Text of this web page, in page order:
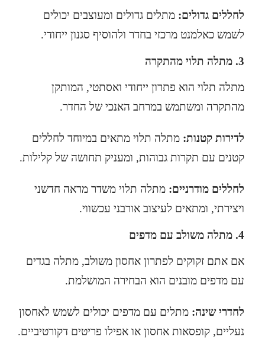
לחללים גדולים: מתלים גדולים ומעוצבים יכולים
לשמש כאלמנט מרכזי בחדר ולהוסיף סגנון ייחודי.
3. מתלה תלוי מהתקרה
מתלה תלוי הוא פתרון ייחודי ואסתטי, המותקן
מהתקרה ומשתמש במרחב האנכי של החדר.
לדירות קטנות: מתלה תלוי מתאים במיוחד לחללים
קטנים עם תקרות גבוהות, ומעניק תחושה של קלילות.
לחללים מודרניים: מתלה תלוי משדר מראה חדשני
ויצירתי, ומתאים לעיצוב אורבני עכשווי.
4. מתלה משולב עם מדפים
אם אתם זקוקים לפתרון אחסון משולב, מתלה בגדים
עם מדפים מובנים הוא הבחירה המושלמת.
לחדרי שינה: מתלים עם מדפים יכולים לשמש לאחסון
נעליים, קופסאות אחסון או אפילו פריטים דקורטיביים.